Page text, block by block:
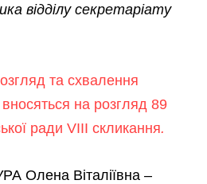
відділу секретаріату
та схвалення
на розгляд 89
ради VІІІ скликання.
Олена Віталіївна –